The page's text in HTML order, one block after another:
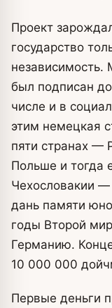
Проект
государство
независимость.
был подписан
числе и в
этим немецкая
пяти странах —
Польше и тогда
Чехословакии
дань памяти
годы Второй
Германию.
10 000 000
Первые деньги